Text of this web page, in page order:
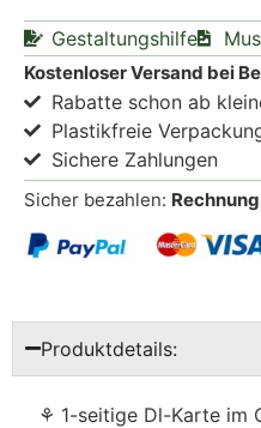
Gestaltungshilfe
Kostenloser Versand bei
Rabatte schon ab
Plastikfreie
Sichere Zahlungen
Sicher bezahlen:
Produktdetails:
⚘ 1-seitige Dl-Karte im